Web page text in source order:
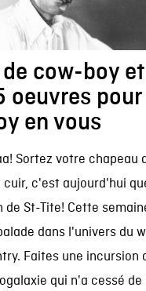
de cow-boy
oeuvres
en vous
Sortez votre chapeau
c'est aujourd'hui
de St-Tite! Cette
dans l'univers du
Faites une incursion
qui n'a cessé de